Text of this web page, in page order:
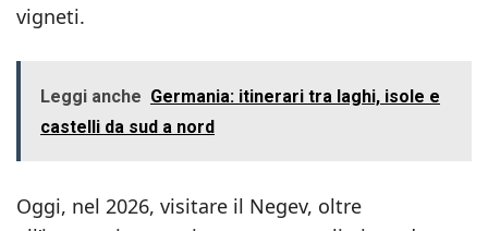
vigneti.
Leggi anche Germania: itinerari tra laghi, isole e
castelli da sud a nord
Oggi, nel 2026, visitare il Negev, oltre